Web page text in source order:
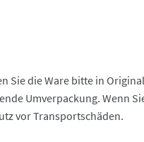
Sie die Ware bitte in
Umverpackung. Wenn
vor Transportschäden.